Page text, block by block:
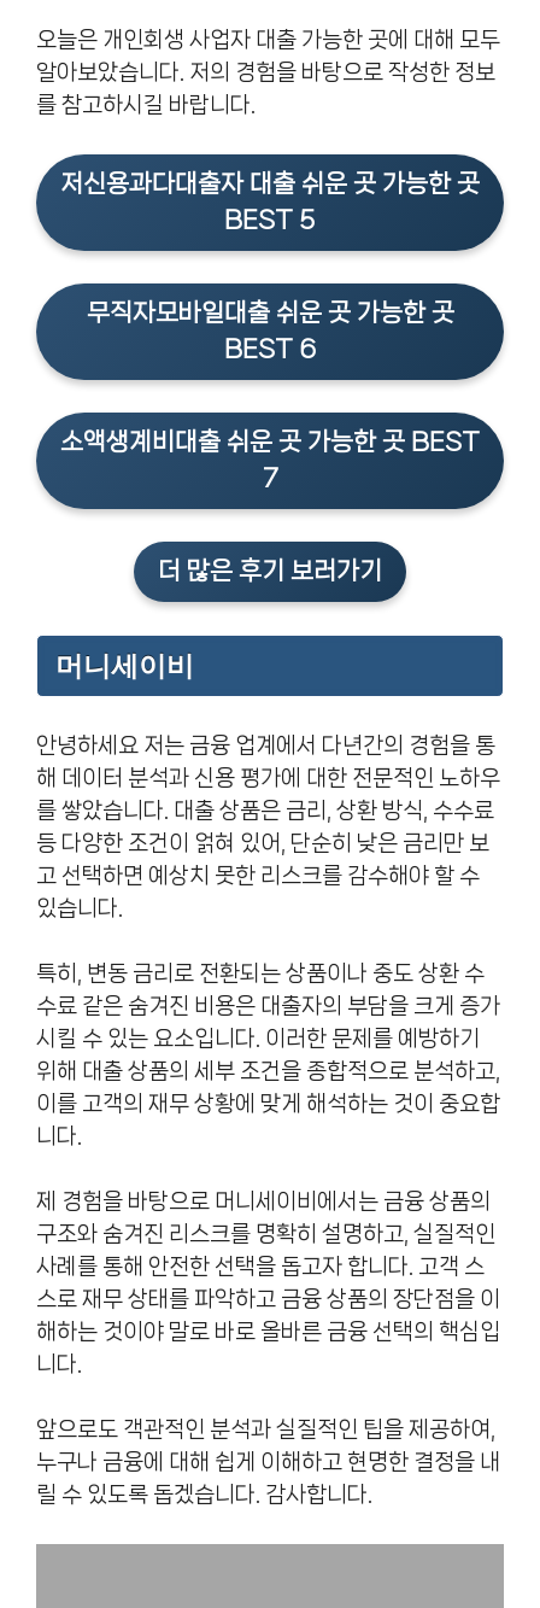
오늘은 개인회생 사업자 대출 가능한 곳에 대해 모두
알아보았습니다. 저의 경험을 바탕으로 작성한 정보
를 참고하시길 바랍니다.
저신용과다대출자 대출 쉬운 곳 가능한 곳
BEST 5
무직자모바일대출 쉬운 곳 가능한 곳
BEST 6
소액생계비대출 쉬운 곳 가능한 곳 BEST
7
더 많은 후기 보러가기
머니세이비
안녕하세요 저는 금융 업계에서 다년간의 경험을 통
해 데이터 분석과 신용 평가에 대한 전문적인 노하우
를 쌓았습니다. 대출 상품은 금리, 상환 방식, 수수료
등 다양한 조건이 얽혀 있어, 단순히 낮은 금리만 보
고 선택하면 예상치 못한 리스크를 감수해야 할 수
있습니다.
특히, 변동 금리로 전환되는 상품이나 중도 상환 수
수료 같은 숨겨진 비용은 대출자의 부담을 크게 증가
시킬 수 있는 요소입니다. 이러한 문제를 예방하기
위해 대출 상품의 세부 조건을 종합적으로 분석하고,
이를 고객의 재무 상황에 맞게 해석하는 것이 중요합
니다.
제 경험을 바탕으로 머니세이비에서는 금융 상품의
구조와 숨겨진 리스크를 명확히 설명하고, 실질적인
사례를 통해 안전한 선택을 돕고자 합니다. 고객 스
스로 재무 상태를 파악하고 금융 상품의 장단점을 이
해하는 것이야 말로 바로 올바른 금융 선택의 핵심입
니다.
앞으로도 객관적인 분석과 실질적인 팁을 제공하여,
누구나 금융에 대해 쉽게 이해하고 현명한 결정을 내
릴 수 있도록 돕겠습니다. 감사합니다.